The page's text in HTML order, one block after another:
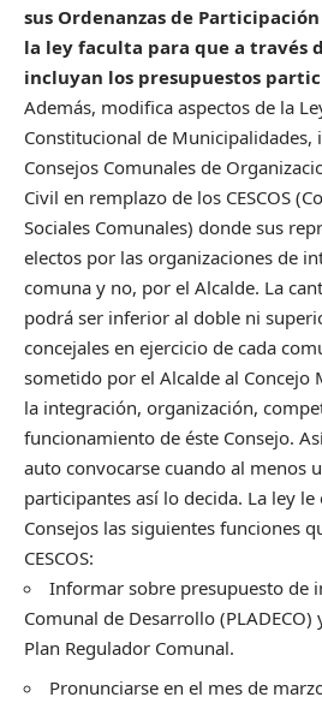
sus Ordenanzas de
la ley faculta para que a través
incluyan los presupuestos
Además, modifica aspectos de la
Constitucional de
Consejos Comunales de
Civil en remplazo de los CESCOS
Sociales Comunales) donde sus
electos por las organizaciones de
comuna y no, por el Alcalde. La
podrá ser inferior al doble ni
concejales en ejercicio de cada
sometido por el Alcalde al Concejo
la integración, organización,
funcionamiento de éste Consejo.
auto convocarse cuando al menos
participantes así lo decida. La ley le
Consejos las siguientes funciones
CESCOS:
Informar sobre presupuesto de
Comunal de Desarrollo
Plan Regulador Comunal.
Pronunciarse en el mes de